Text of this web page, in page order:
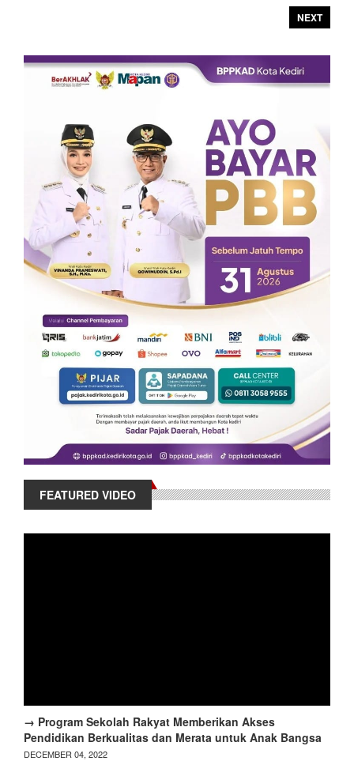
NEXT
FEATURED VIDEO
→ Program Sekolah Rakyat Memberikan Akses
Pendidikan Berkualitas dan Merata untuk Anak Bangsa
DECEMBER 04, 2022